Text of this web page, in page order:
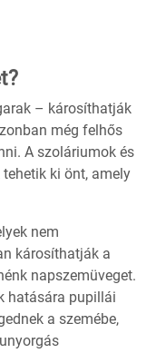
– károsíthatják
még felhős
A szoláriumok és
tehetik ki önt, amely
nem
károsíthatják a
napszemüveget.
hatására pupillái
a szemébe,